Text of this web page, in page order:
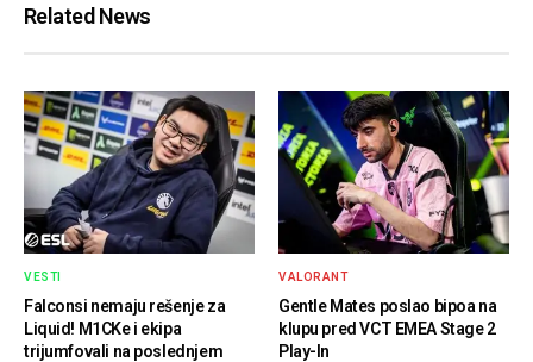
Related News
VESTI
Falconsi nemaju rešenje za
Liquid! M1CKe i ekipa
trijumfovali na poslednjem
VALORANT
Gentle Mates poslao bipoa na
klupu pred VCT EMEA Stage 2
Play-In